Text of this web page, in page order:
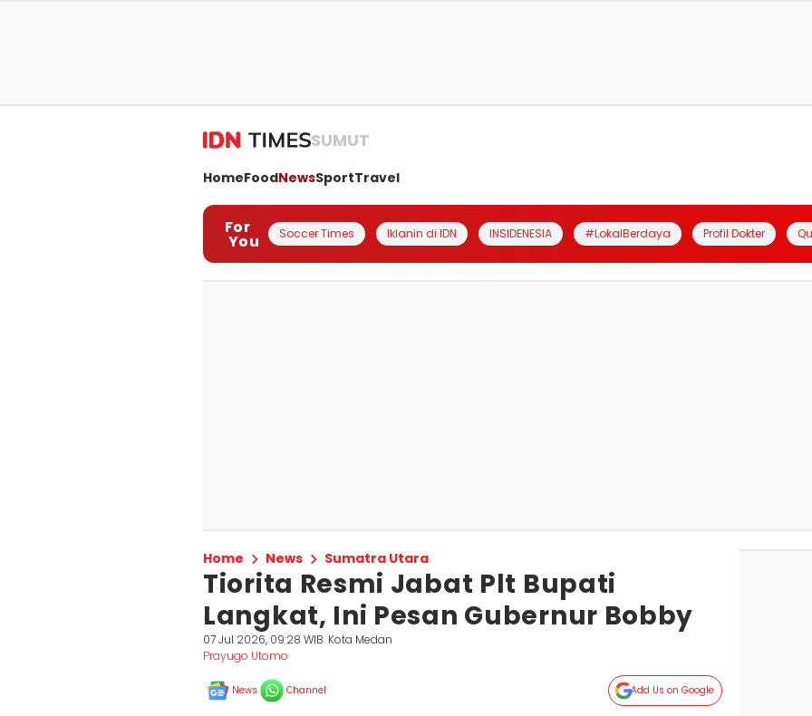
SUMUT
HomeFoodNewsSportTravel
For
You Soccer Times Iklanin di IDN INSIDENESIA #LokalBerdaya Profil Dokter
Home News Sumatra Utara
Tiorita Resmi Jabat Plt Bupati
Langkat, Ini Pesan Gubernur Bobby
07 Jul 2026, 09:28 WIB Kota Medan
Prayugo Utomo
News Channel Add Us on Google